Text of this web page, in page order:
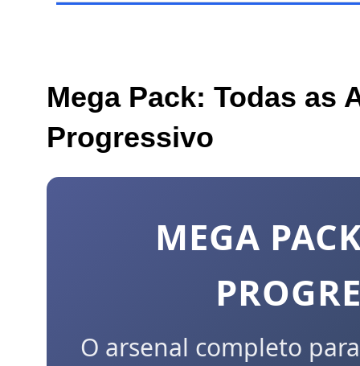
Mega Pack: Todas as
Progressivo
MEGA
O arsenal completo